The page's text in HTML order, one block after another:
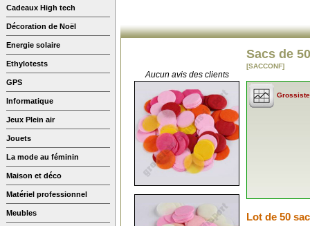
Cadeaux High tech
Décoration de Noël
Energie solaire
Ethylotests
GPS
Informatique
Jeux Plein air
Jouets
La mode au féminin
Maison et déco
Matériel professionnel
Meubles
Aucun avis des clients
Sacs de
[SACCONF]
Lot de 50